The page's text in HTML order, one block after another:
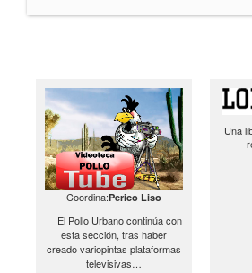
Coordina:Perico Liso
El Pollo Urbano continúa con
esta sección, tras haber
creado variopintas plataformas
televisivas…
Una